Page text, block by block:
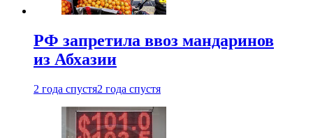
РФ запретила ввоз мандаринов
из Абхазии
2 года спустя2 года спустя